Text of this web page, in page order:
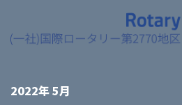
2022年 5月